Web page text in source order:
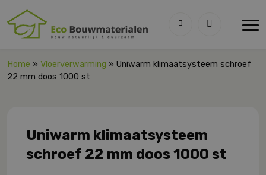
Home » Vloerverwarming » Uniwarm klimaatsysteem schroef
22 mm doos 1000 st
Uniwarm klimaatsysteem
schroef 22 mm doos 1000 st